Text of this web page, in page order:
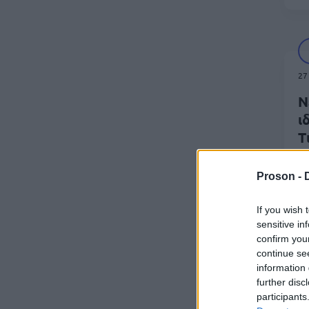
Proson -
If you wish
sensitive
confirm
continue
information
further
23